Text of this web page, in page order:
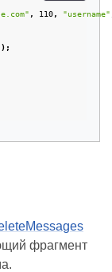
, 110, "username"
фрагмент